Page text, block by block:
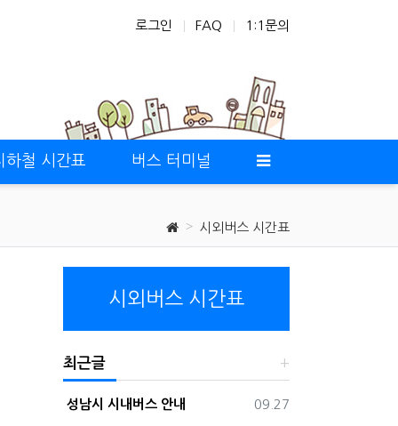
로그인 FAQ 1:1문의
하철 시간표 버스 터미널
시외버스 시간표
시외버스 시간표
최근글
등록일
09.27
성남시 시내버스 안내